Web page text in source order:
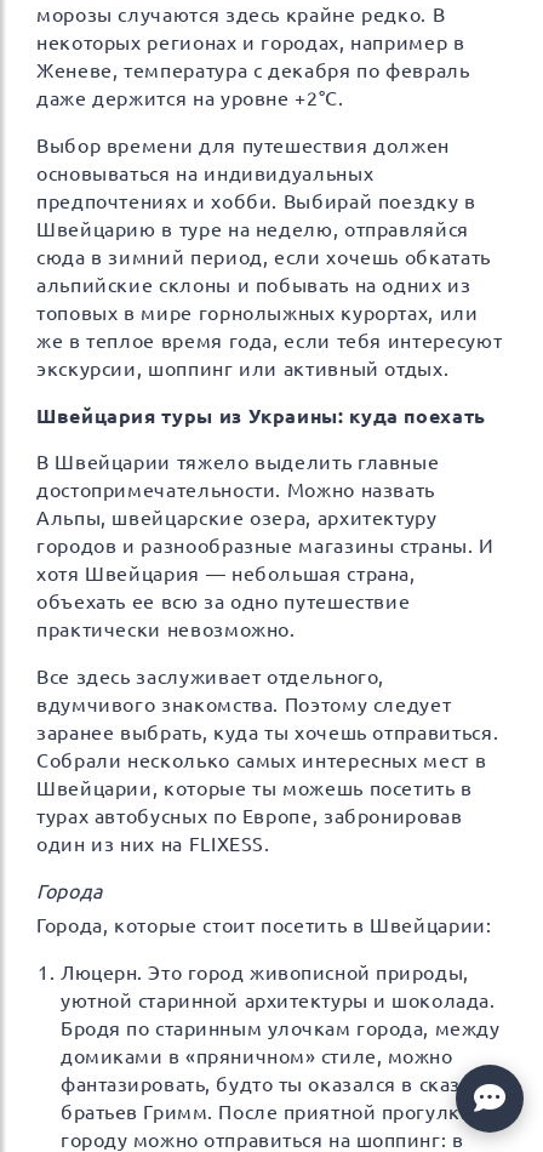
морозы случаются здесь крайне редко. В
некоторых регионах и городах, например в
Женеве, температура с декабря по февраль
даже держится на уровне +2°C.
Выбор времени для путешествия должен
основываться на индивидуальных
предпочтениях и хобби. Выбирай поездку в
Швейцарию в туре на неделю, отправляйся
сюда в зимний период, если хочешь обкатать
альпийские склоны и побывать на одних из
топовых в мире горнолыжных курортах, или
же в теплое время года, если тебя интересуют
экскурсии, шоппинг или активный отдых.
Швейцария туры из Украины: куда поехать
В Швейцарии тяжело выделить главные
достопримечательности. Можно назвать
Альпы, швейцарские озера, архитектуру
городов и разнообразные магазины страны. И
хотя Швейцария — небольшая страна,
объехать ее всю за одно путешествие
практически невозможно.
Все здесь заслуживает отдельного,
вдумчивого знакомства. Поэтому следует
заранее выбрать, куда ты хочешь отправиться.
Собрали несколько самых интересных мест в
Швейцарии, которые ты можешь посетить в
турах автобусных по Европе, забронировав
один из них на FLIXESS.
Города
Города, которые стоит посетить в Швейцарии:
Люцерн. Это город живописной природы,
уютной старинной архитектуры и шоколада.
Бродя по старинным улочкам города, между
домиками в «пряничном» стиле, можно
фантазировать, будто ты оказался в сказке
братьев Гримм. После приятной прогулки по
городу можно отправиться на шоппинг: в